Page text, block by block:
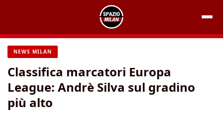
contenuto
NEWS MILAN
Classifica marcatori Europa
League: Andrè Silva sul gradino
più alto